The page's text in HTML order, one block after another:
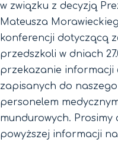
w związku z decyzją
Mateusza
konferencji dotyczącą
przedszkoli w dniach
przekazanie informacji
zapisanych do
personelem
mundurowych.
powyższej informacji na